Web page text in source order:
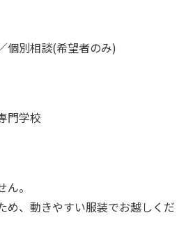
個別相談(希望者のみ)
門学校
。
め、動きやすい服装でお越しくだ